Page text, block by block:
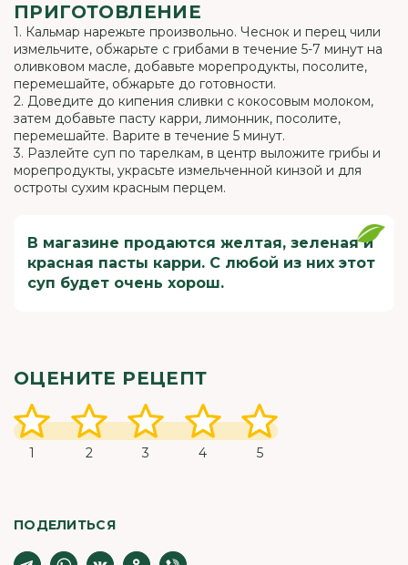
ПРИГОТОВЛЕНИЕ
1. Кальмар нарежьте произвольно. Чеснок и перец чили
измельчите, обжарьте с грибами в течение 5-7 минут на
оливковом масле, добавьте морепродукты, посолите,
перемешайте, обжарьте до готовности.
2. Доведите до кипения сливки с кокосовым молоком,
затем добавьте пасту карри, лимонник, посолите,
перемешайте. Варите в течение 5 минут.
3. Разлейте суп по тарелкам, в центр выложите грибы и
морепродукты, украсьте измельченной кинзой и для
остроты сухим красным перцем.
В магазине продаются желтая, зеленая и
красная пасты карри. С любой из них этот
суп будет очень хорош.
ОЦЕНИТЕ РЕЦЕПТ
1 2 3 4 5
ПОДЕЛИТЬСЯ